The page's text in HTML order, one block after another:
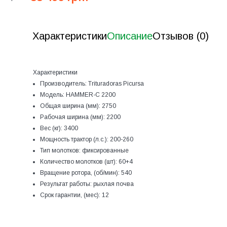
ХарактеристикиОписаниеОтзывов (0)
Характеристики
Производитель: Trituradoras Picursa
Модель: HAMMER-С 2200
Общая ширина (мм): 2750
Рабочая ширина (мм): 2200
Вес (кг): 3400
Мощность трактор (л.с.): 200-260
Тип молотков: фиксированные
Количество молотков (шт): 60+4
Вращение ротора, (об/мин): 540
Результат работы: рыхлая почва
Срок гарантии, (мес): 12